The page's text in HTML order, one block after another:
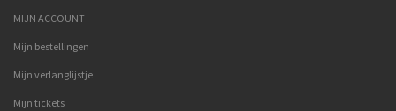
MIJN ACCOUNT
Mijn bestellingen
Mijn verlanglijstje
Mijn tickets